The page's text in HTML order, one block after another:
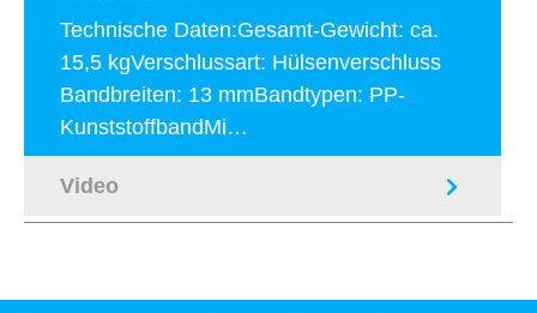
Technische Daten:Gesamt-Gewicht: ca.
15,5 kgVerschlussart: Hülsenverschluss
Bandbreiten: 13 mmBandtypen: PP-
KunststoffbandMi…
Video